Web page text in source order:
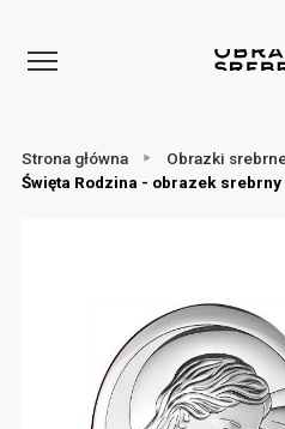
Strona główna Obrazki
Święta Rodzina - obrazek srebrny